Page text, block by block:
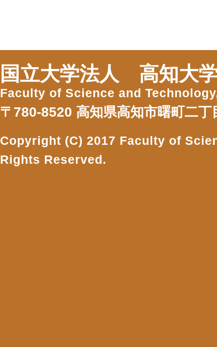
国立大学法人 高知大
Faculty of Science and
〒780-8520 高知県高知市曙町二丁
Copyright (C) 2017 Faculty of
Rights Reserved.